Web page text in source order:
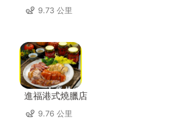
9.73 公里
進福港式燒臘店
9.76 公里